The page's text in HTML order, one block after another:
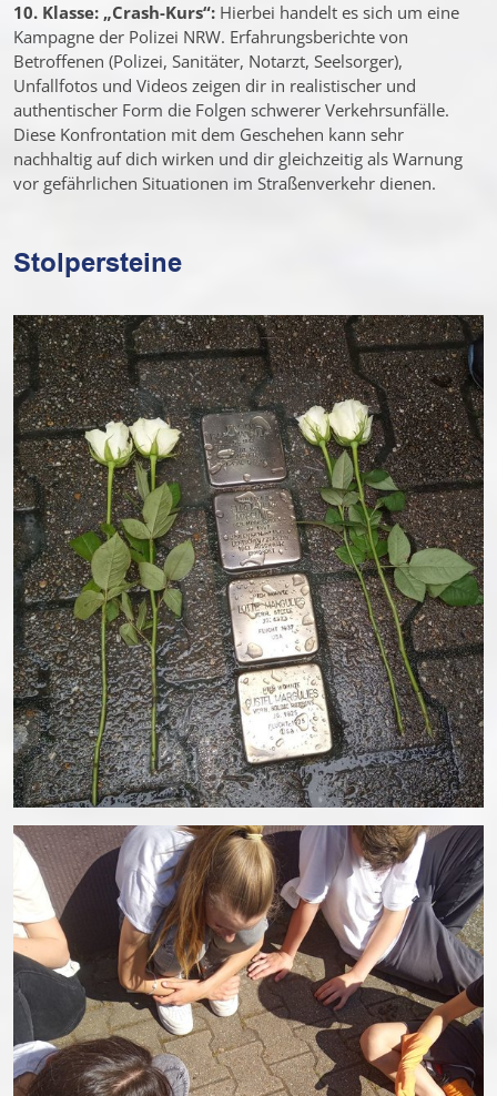
10. Klasse: „Crash-Kurs“: Hierbei handelt es sich um eine
Kampagne der Polizei NRW. Erfahrungsberichte von
Betroffenen (Polizei, Sanitäter, Notarzt, Seelsorger),
Unfallfotos und Videos zeigen dir in realistischer und
authentischer Form die Folgen schwerer Verkehrsunfälle.
Diese Konfrontation mit dem Geschehen kann sehr
nachhaltig auf dich wirken und dir gleichzeitig als Warnung
vor gefährlichen Situationen im Straßenverkehr dienen.
Stolpersteine